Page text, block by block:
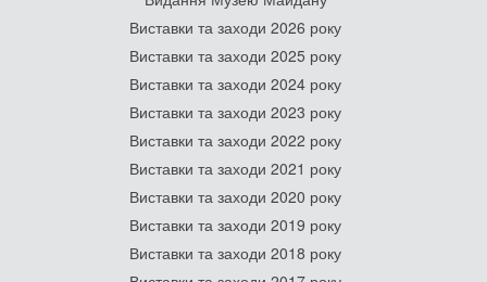
Виставки та заходи 2026 року
Виставки та заходи 2025 року
Виставки та заходи 2024 року
Виставки та заходи 2023 року
Виставки та заходи 2022 року
Виставки та заходи 2021 року
Виставки та заходи 2020 року
Виставки та заходи 2019 року
Виставки та заходи 2018 року